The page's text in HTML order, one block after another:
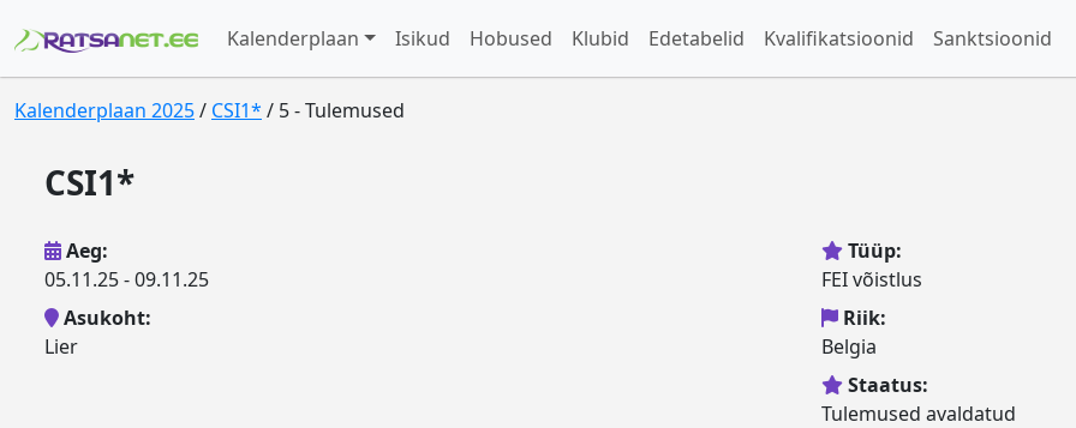
Kalenderplaan Isikud Hobused Klubid Edetabelid Kvalifikatsioonid Sanktsioonid
Kalenderplaan 2025/ CSI1* / 5 - Tulemused
CSI1*
Aeg:
05.11.25 - 09.11.25
Asukoht:
Lier
Tüüp:
FEI võistlus
Riik:
Belgia
Staatus:
Tulemused avaldatud